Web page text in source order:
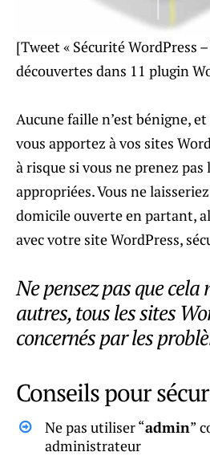
[Tweet « Sécurité WordPress
découvertes dans 11 plugin
Aucune faille n’est bénigne,
vous apportez à vos sites
à risque si vous ne prenez pas
appropriées. Vous ne
domicile ouverte en partant,
avec votre site WordPress,
Ne pensez pas que cela
autres, tous les sites
concernés par les
Conseils pour
Ne pas utiliser “admin”
administrateur